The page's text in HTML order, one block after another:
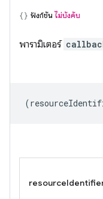
ฟังก์ชัน ไม่บังคับ
พารามิเตอร์
(